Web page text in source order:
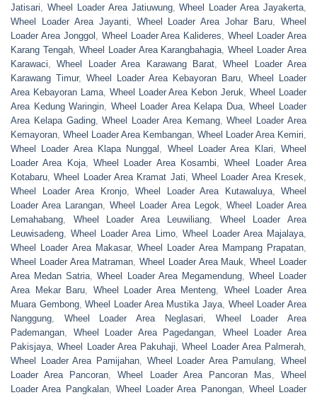
Jatisari, Wheel Loader Area Jatiuwung,Wheel Loader Area Jayakerta,
Wheel Loader Area Jayanti, Wheel Loader Area Johar Baru,Wheel
Loader Area Jonggol , Wheel Loader Area Kalideres,Wheel Loader Area
Karang Tengah, Wheel Loader Area Karangbahagia,Wheel Loader Area
Karawaci,Wheel Loader Area Karawang Barat,Wheel Loader Area
Karawang Timur, Wheel Loader Area Kebayoran Baru, Wheel Loader
Area Kebayoran Lama, Wheel Loader Area Kebon Jeruk,Wheel Loader
Area Kedung Waringin, Wheel Loader Area Kelapa Dua,Wheel Loader
Area Kelapa Gading,Wheel Loader Area Kemang,Wheel Loader Area
Kemayoran, Wheel Loader Area Kembangan, Wheel Loader Area Kemiri,
Wheel Loader Area Klapa Nunggal , Wheel Loader Area Klari,Wheel
Loader Area Koja,Wheel Loader Area Kosambi,Wheel Loader Area
Kotabaru,Wheel Loader Area Kramat Jati,Wheel Loader Area Kresek,
Wheel Loader Area Kronjo, Wheel Loader Area Kutawaluya, Wheel
Loader Area Larangan,Wheel Loader Area Legok, Wheel Loader Area
Lemahabang, Wheel Loader Area Leuwiliang, Wheel Loader Area
Leuwisadeng,Wheel Loader Area Limo, Wheel Loader Area Majalaya,
Wheel Loader Area Makasar, Wheel Loader Area Mampang Prapatan,
Wheel Loader Area Matraman,Wheel Loader Area Mauk,Wheel Loader
Area Medan Satria,Wheel Loader Area Megamendung, Wheel Loader
Area Mekar Baru, Wheel Loader Area Menteng, Wheel Loader Area
Muara Gembong,Wheel Loader Area Mustika Jaya, Wheel Loader Area
Nanggung, Wheel Loader Area Neglasari, Wheel Loader Area
Pademangan, Wheel Loader Area Pagedangan, Wheel Loader Area
Pakisjaya,Wheel Loader Area Pakuhaji,Wheel Loader Area Palmerah,
Wheel Loader Area Pamijahan, Wheel Loader Area Pamulang, Wheel
Loader Area Pancoran,Wheel Loader Area Pancoran Mas, Wheel
Loader Area Pangkalan, Wheel Loader Area Panongan, Wheel Loader